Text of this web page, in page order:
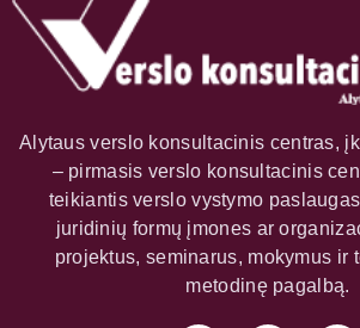
Alytaus verslo konsultacinis centras,
– pirmasis verslo konsultacinis
teikiantis verslo vystymo
juridinių formų įmones ar
projektus, seminarus, mokymus ir
metodinę pagalbą.